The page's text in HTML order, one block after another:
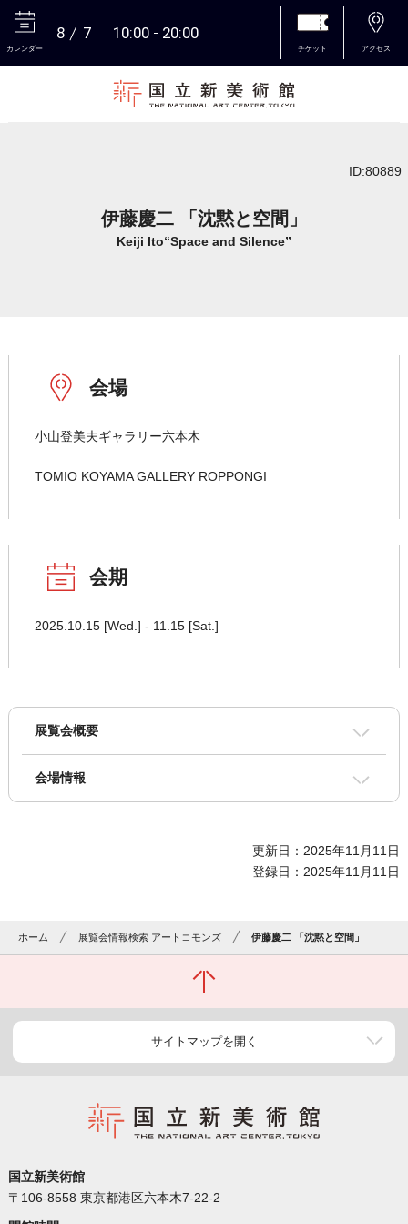
カレンダー
8 7 10:00 20:00
チケット アクセス
ID:80889
伊藤慶二 「沈黙と空間」
Keiji Ito“Space and Silence”
会場
小山登美夫ギャラリー六本木
TOMIO KOYAMA GALLERY ROPPONGI
会期
2025.10.15 [Wed.] - 11.15 [Sat.]
展覧会概要
会場情報
更新日：2025年11月11日
登録日：2025年11月11日
ホーム 展覧会情報検索 アートコモンズ 伊藤慶二 「沈黙と空間」
サイトマップを開く
国立新美術館
〒106-8558 東京都港区六本木7-22-2